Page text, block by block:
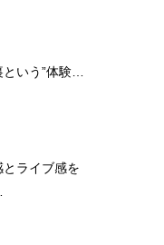
いう”体験…
とライブ感を